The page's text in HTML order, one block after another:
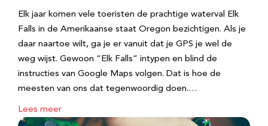
Elk jaar komen vele toeristen de prachtige waterval Elk
Falls in de Amerikaanse staat Oregon bezichtigen. Als je
daar naartoe wilt, ga je er vanuit dat je GPS je wel de
weg wijst. Gewoon “Elk Falls” intypen en blind de
instructies van Google Maps volgen. Dat is hoe de
meesten van ons dat tegenwoordig doen.…
Lees meer